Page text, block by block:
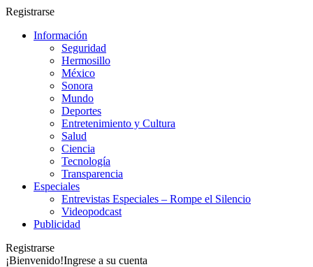
Registrarse
Información
Seguridad
Hermosillo
México
Sonora
Mundo
Deportes
Entretenimiento y Cultura
Salud
Ciencia
Tecnología
Transparencia
Especiales
Entrevistas Especiales – Rompe el Silencio
Videopodcast
Publicidad
Registrarse
¡Bienvenido!Ingrese a su cuenta